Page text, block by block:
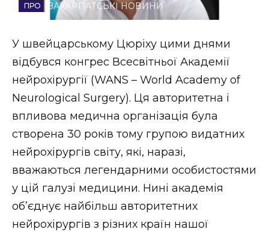
Стиль життя
Втрачений Ужгород (відеоверсія)
ЗАКАРПАТСЬКІ НОВИНИ
НОВИНИ ЗАХІДНОЇ УКРАЇНИ
ФОТО
ЗАКАРПАТСЬКІ НОВИНИ
У швейцарському Цюріху цими днями
відбувся конгрес Всесвітньої Академії
нейрохірургії (WANS – World Academy of
Neurological Surgery). Ця авторитетна і
впливова медична організація була
створена 30 років тому групою видатних
нейрохірургів світу, які, наразі,
вважаються легендарними особистостями
у цій галузі медицини. Нині академія
об’єднує найбільш авторитетних
нейрохірургів з різних країн нашої